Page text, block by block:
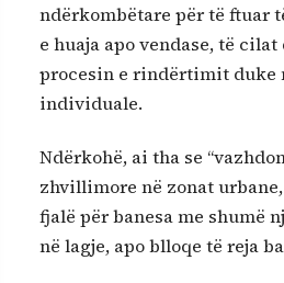
ndërkombëtare për të ftuar
e huaja apo vendase, të
procesin e rindërtimit duke
individuale.
Ndërkohë, ai tha se
zhvillimore në zonat
fjalë për banesa me shumë
në lagje, apo blloqe të reja